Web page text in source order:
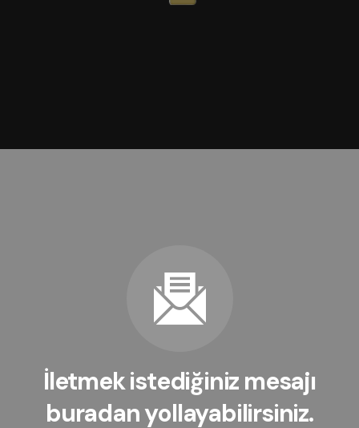
İletmek istediğiniz mesajı
buradan yollayabilirsiniz.